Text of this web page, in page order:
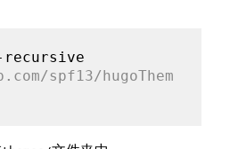
spf13/hugoThem